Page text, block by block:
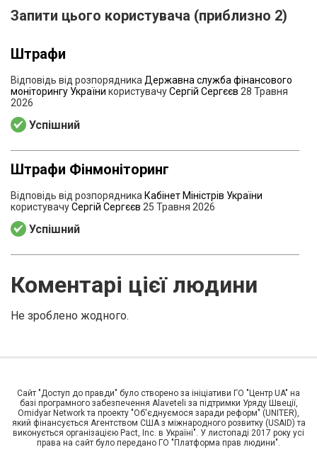
Запити цього користувача (приблизно 2)
Штрафи
Відповідь від розпорядника Державна служба фінансового
моніторингу України користувачуСергій Сергєєв 28 Травня
2026
Успішний
Штрафи Фінмоніторинг
Відповідь від розпорядника Кабінет Міністрів України
користувачуСергій Сергєєв 25 Травня 2026
Успішний
Коментарі цієї людини
Не зроблено жодного.
Сайт "Доступ до правди" було створено за ініціативи ГО "Центр UA" на
базі програмного забезпечення Alaveteli за підтримки Уряду Швеції,
Omidyar Network та проекту "Об'єднуємося заради реформ" (UNITER),
який фінансується Агентством США з міжнародного розвитку (USAID) та
виконується організацією Pact, Inc. в Україні". У листопаді 2017 року усі
права на сайт було передано ГО "Платформа прав людини".